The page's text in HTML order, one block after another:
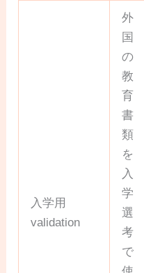
入学用
validation
外
国
の
教
育
書
類
を
入
学
選
考
で